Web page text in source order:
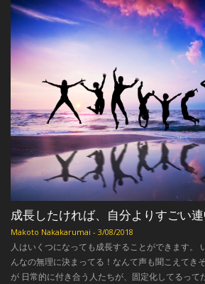
成長したければ、自分よりすごい
Makoto Nakakarumai - 3/08/2018
人はいくつになっても成長することができます。
んなの無理に決まってる！なんて声も聞こえてき
が 日常的に付き合う人たちが、固定化してるって